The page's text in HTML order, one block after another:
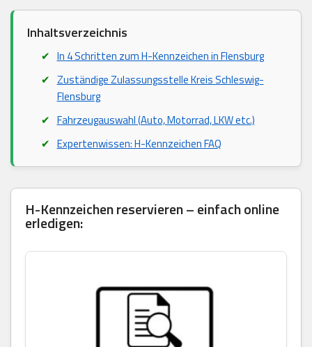
Inhaltsverzeichnis
In 4 Schritten zum H-Kennzeichen in Flensburg
Zuständige Zulassungsstelle Kreis Schleswig-
Flensburg
Fahrzeugauswahl (Auto, Motorrad, LKW etc.)
Expertenwissen: H-Kennzeichen FAQ
H-Kennzeichen reservieren – einfach online
erledigen: